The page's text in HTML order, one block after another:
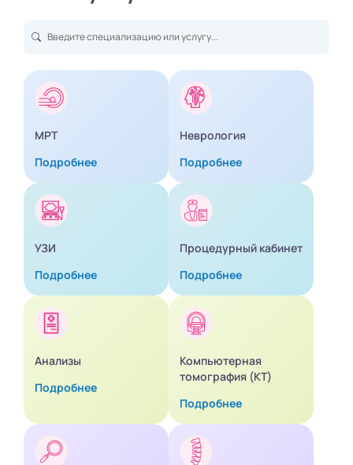
МРТ
Подробнее
Неврология
Подробнее
УЗИ
Подробнее
Процедурный кабинет
Подробнее
Анализы
Подробнее
Компьютерная
томография (КТ)
Подробнее